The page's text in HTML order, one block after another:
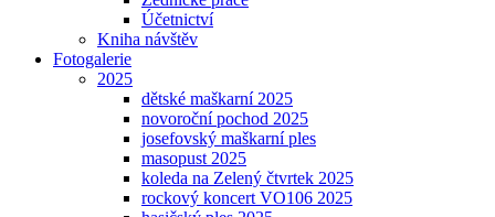
Účetnictví
Kniha návštěv
Fotogalerie
2025
dětské maškarní 2025
novoroční pochod 2025
josefovský maškarní ples
masopust 2025
koleda na Zelený čtvrtek 2025
rockový koncert VO106 2025